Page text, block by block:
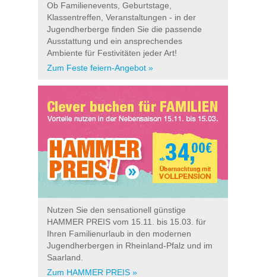
Ob Familienevents, Geburtstage,
Klassentreffen, Veranstaltungen - in der
Jugendherberge finden Sie die passende
Ausstattung und ein ansprechendes
Ambiente für Festivitäten jeder Art!
Zum Feste feiern-Angebot »
Nutzen Sie den sensationell günstige
HAMMER PREIS vom 15.11. bis 15.03. für
Ihren Familienurlaub in den modernen
Jugendherbergen in Rheinland-Pfalz und im
Saarland.
Zum HAMMER PREIS »